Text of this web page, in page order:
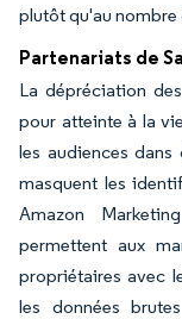
plutôt qu'au nombre
Partenariats de
La dépréciation
pour atteinte à la
les audiences
masquent les
Amazon
permettent aux
propriétaires avec
les données